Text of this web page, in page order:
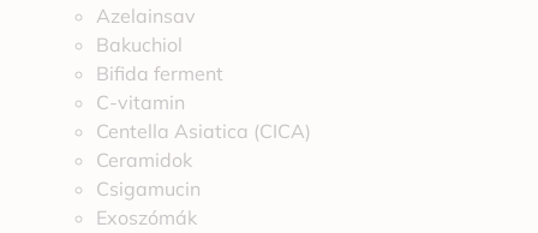
Azelainsav
Bakuchiol
Bifida ferment
C-vitamin
Centella Asiatica (CICA)
Ceramidok
Csigamucin
Exoszómák